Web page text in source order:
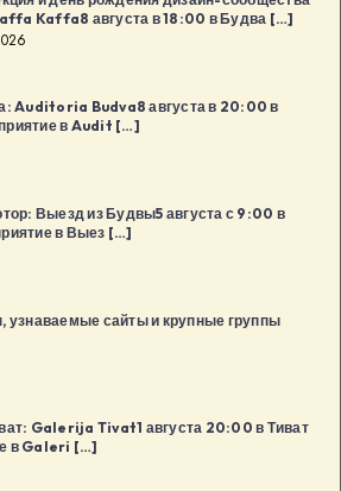
Kaffa8 августа в 18:00 в Будва […]
Auditoria Budva8 августа в 20:00 в
в Audit […]
Выезд из Будвы5 августа с 9:00 в
в Выез […]
узнаваемые сайты и крупные группы
Galerija Tivat1 августа 20:00 в Тиват
в Galeri […]